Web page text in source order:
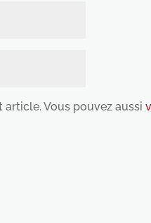
Vous pouvez aussi